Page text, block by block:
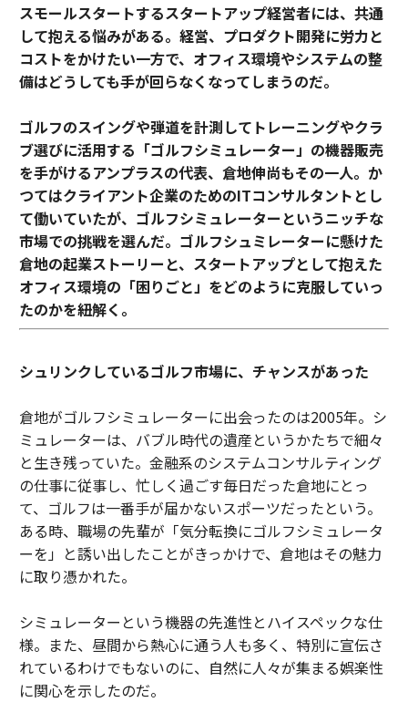
スモールスタートするスタートアップ経営者には、共通
して抱える悩みがある。経営、プロダクト開発に労力と
コストをかけたい一方で、オフィス環境やシステムの整
備はどうしても手が回らなくなってしまうのだ。
ゴルフのスイングや弾道を計測してトレーニングやクラ
ブ選びに活用する「ゴルフシミュレーター」の機器販売
を手がけるアンプラスの代表、倉地伸尚もその一人。か
つてはクライアント企業のためのITコンサルタントとし
て働いていたが、ゴルフシミュレーターというニッチな
市場での挑戦を選んだ。ゴルフシュミレーターに懸けた
倉地の起業ストーリーと、スタートアップとして抱えた
オフィス環境の「困りごと」をどのように克服していっ
たのかを紐解く。
シュリンクしているゴルフ市場に、チャンスがあった
倉地がゴルフシミュレーターに出会ったのは2005年。シ
ミュレーターは、バブル時代の遺産というかたちで細々
と生き残っていた。金融系のシステムコンサルティング
の仕事に従事し、忙しく過ごす毎日だった倉地にとっ
て、ゴルフは一番手が届かないスポーツだったという。
ある時、職場の先輩が「気分転換にゴルフシミュレータ
ーを」と誘い出したことがきっかけで、倉地はその魅力
に取り憑かれた。
シミュレーターという機器の先進性とハイスペックな仕
様。また、昼間から熱心に通う人も多く、特別に宣伝さ
れているわけでもないのに、自然に人々が集まる娯楽性
に関心を示したのだ。